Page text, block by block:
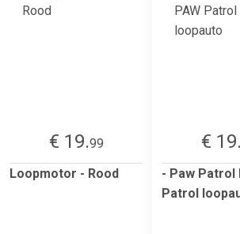
€ 19.99
Loopmotor - Rood
€ 19.
- Paw Patrol
Patrol